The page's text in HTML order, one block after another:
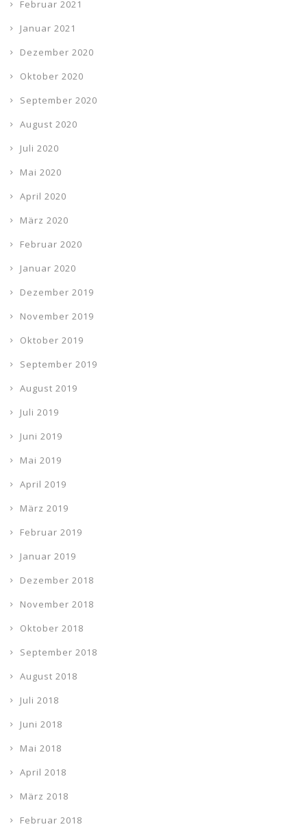
Februar 2021
Januar 2021
Dezember 2020
Oktober 2020
September 2020
August 2020
Juli 2020
Mai 2020
April 2020
März 2020
Februar 2020
Januar 2020
Dezember 2019
November 2019
Oktober 2019
September 2019
August 2019
Juli 2019
Juni 2019
Mai 2019
April 2019
März 2019
Februar 2019
Januar 2019
Dezember 2018
November 2018
Oktober 2018
September 2018
August 2018
Juli 2018
Juni 2018
Mai 2018
April 2018
März 2018
Februar 2018